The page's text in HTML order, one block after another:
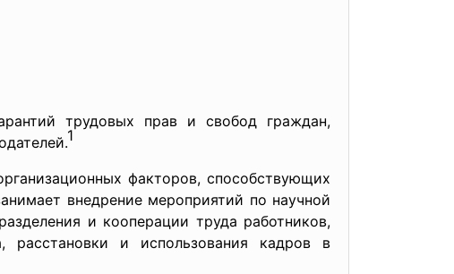
трудовых прав и свобод граждан,
1
факторов, способствующих
внедрение мероприятий по научной
и кооперации труда работников,
расстановки и использования кадров в